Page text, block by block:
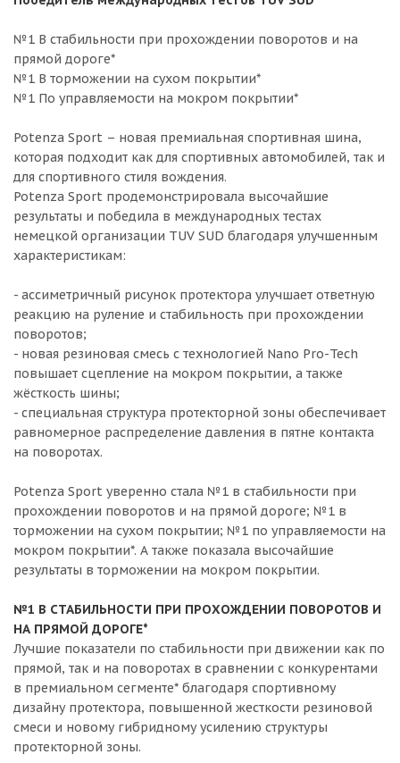
№1 В стабильности при прохождении поворотов и на
прямой дороге*
№1 В торможении на сухом покрытии*
№1 По управляемости на мокром покрытии*
Potenza Sport – новая премиальная спортивная шина,
которая подходит как для спортивных автомобилей, так и
для спортивного стиля вождения.
Potenza Sport продемонстрировала высочайшие
результаты и победила в международных тестах
немецкой организации TUV SUD благодаря улучшенным
характеристикам:
- ассиметричный рисунок протектора улучшает ответную
реакцию на руление и стабильность при прохождении
поворотов;
- новая резиновая смесь с технологией Nano Pro-Tech
повышает сцепление на мокром покрытии, а также
жёсткость шины;
- специальная структура протекторной зоны обеспечивает
равномерное распределение давления в пятне контакта
на поворотах.
Potenza Sport уверенно стала №1 в стабильности при
прохождении поворотов и на прямой дороге; №1 в
торможении на сухом покрытии; №1 по управляемости на
мокром покрытии*. А также показала высочайшие
результаты в торможении на мокром покрытии.
№1 В СТАБИЛЬНОСТИ ПРИ ПРОХОЖДЕНИИ ПОВОРОТОВ И
НА ПРЯМОЙ ДОРОГЕ*
Лучшие показатели по стабильности при движении как по
прямой, так и на поворотах в сравнении с конкурентами
в премиальном сегменте* благодаря спортивному
дизайну протектора, повышенной жесткости резиновой
смеси и новому гибридному усилению структуры
протекторной зоны.